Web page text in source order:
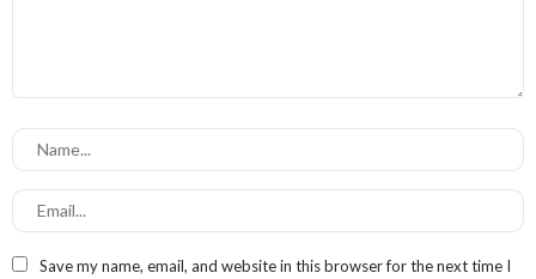
Save my name, email, and website in this browser for the next time I